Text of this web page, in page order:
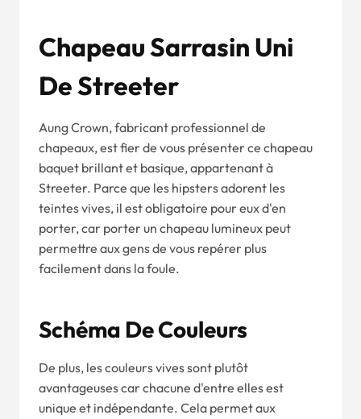
Chapeau Sarrasin Uni
De Streeter
Aung Crown, fabricant professionnel de
chapeaux, est fier de vous présenter ce chapeau
baquet brillant et basique, appartenant à
Streeter. Parce que les hipsters adorent les
teintes vives, il est obligatoire pour eux d'en
porter, car porter un chapeau lumineux peut
permettre aux gens de vous repérer plus
facilement dans la foule.
Schéma De Couleurs
De plus, les couleurs vives sont plutôt
avantageuses car chacune d'entre elles est
unique et indépendante. Cela permet aux